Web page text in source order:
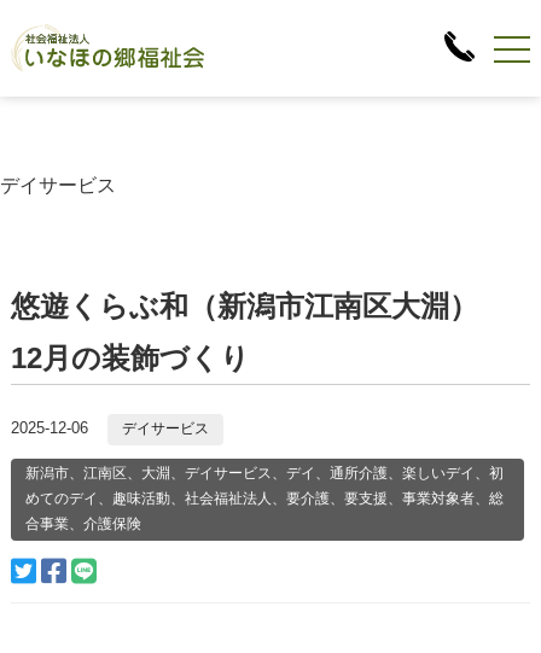
デイサービス
悠遊くらぶ和（新潟市江南区大淵）
12月の装飾づくり
2025-12-06 デイサービス
新潟市、江南区、大淵、デイサービス、デイ、通所介護、楽しいデイ、初
めてのデイ、趣味活動、社会福祉法人、要介護、要支援、事業対象者、総
合事業、介護保険